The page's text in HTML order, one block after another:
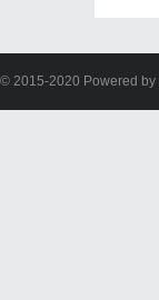
© 2015-2020 Powered by